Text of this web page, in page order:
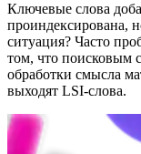
Ключевые слова
проиндексирована,
ситуация? Часто
том, что поисковым
обработки смысла
выходят LSI-слова.